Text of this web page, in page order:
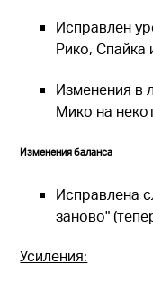
Исправлен
Рико, Спайка
Изменения в
Мико на
Изменения баланса
Исправлена
заново"
Усиления: